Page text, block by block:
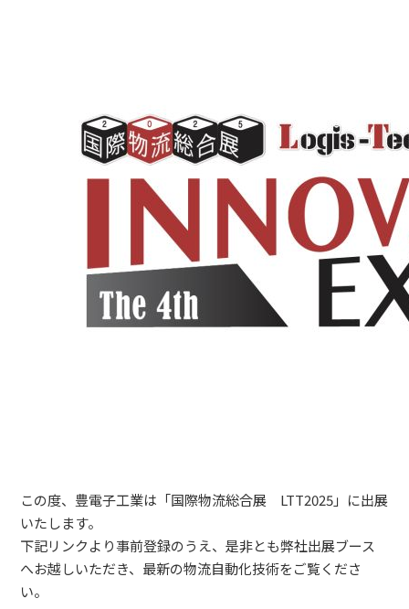
この度、豊電子工業は「国際物流総合展 LTT2025」に出展
いたします。
下記リンクより事前登録のうえ、是非とも弊社出展ブース
へお越しいただき、最新の物流自動化技術をご覧くださ
い。